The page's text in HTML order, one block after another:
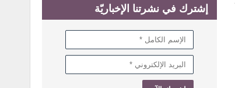
إشترك في نشرتنا الإخباريّة